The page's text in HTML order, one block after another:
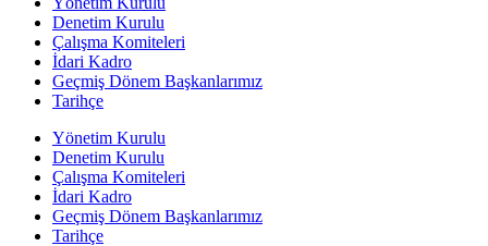
Denetim Kurulu
Çalışma Komiteleri
İdari Kadro
Geçmiş Dönem Başkanlarımız
Tarihçe
Yönetim Kurulu
Denetim Kurulu
Çalışma Komiteleri
İdari Kadro
Geçmiş Dönem Başkanlarımız
Tarihçe